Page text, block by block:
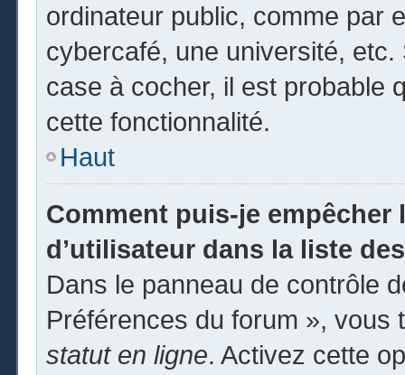
ordinateur public, comme par
cybercafé, une université,
case à cocher, il est probable
cette fonctionnalité.
Haut
Comment puis-je empêcher
d’utilisateur dans la liste
Dans le panneau de contrôle
Préférences du forum », vous
statut en ligne. Activez cette